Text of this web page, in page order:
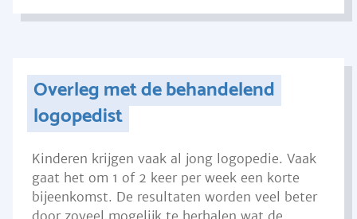
Overleg met de behandelend
logopedist
Kinderen krijgen vaak al jong logopedie. Vaak
gaat het om 1 of 2 keer per week een korte
bijeenkomst. De resultaten worden veel beter
door zoveel mogelijk te herhalen wat de